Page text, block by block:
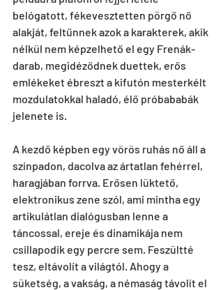
belógatott, fékevesztetten pörgő nő
alakját, feltűnnek azok a karakterek, akik
nélkül nem képzelhető el egy Frenák-
darab, megidéződnek duettek, erős
emlékeket ébreszt a kifutón mesterkélt
mozdulatokkal haladó, élő próbababák
jelenete is.
A kezdő képben egy vörös ruhás nő áll a
színpadon, dacolva az ártatlan fehérrel,
haragjában forrva. Erősen lüktető,
elektronikus zene szól, ami mintha egy
artikulátlan dialógusban lenne a
táncossal, ereje és dinamikája nem
csillapodik egy percre sem. Feszültté
tesz, eltávolít a világtól. Ahogy a
süketség, a vakság, a némaság távolít el